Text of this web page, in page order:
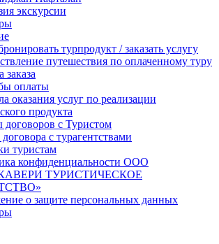
экскурсии
турпродукт / заказать услугу
путешествия по оплаченному туру
заказа
оплаты
оказания услуг по реализации
продукта
с Туристом
с турагентствами
туристам
конфиденциальности ООО
ТУРИСТИЧЕСКОЕ
о защите персональных данных